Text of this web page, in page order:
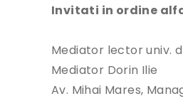
Invitati in ordine
Mediator lector univ.
Mediator Dorin Ilie
Av. Mihai Mares,